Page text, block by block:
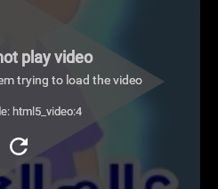
play video.
trying to load the video.
html5_video:4